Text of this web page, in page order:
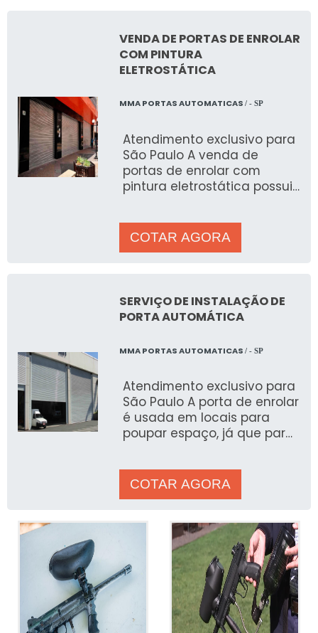
Pistola de Pintura|Pintura
VENDA DE PORTAS DE ENROLAR
COM PINTURA
ELETROSTÁTICA
MMA PORTAS AUTOMATICAS / - SP
Atendimento exclusivo para
São Paulo A venda de
portas de enrolar com
pintura eletrostática possui
COTAR AGORA
SERVIÇO DE INSTALAÇÃO DE
PORTA AUTOMÁTICA
MMA PORTAS AUTOMATICAS / - SP
Atendimento exclusivo para
São Paulo A porta de enrolar
é usada em locais para
poupar espaço, já que para
COTAR AGORA